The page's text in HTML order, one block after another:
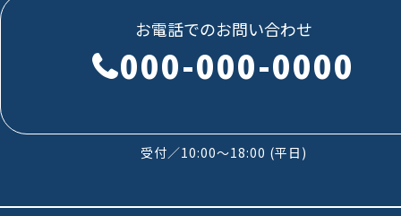
お電話でのお問い合わせ
000-000-0000
受付／10:00～18:00 (平日)